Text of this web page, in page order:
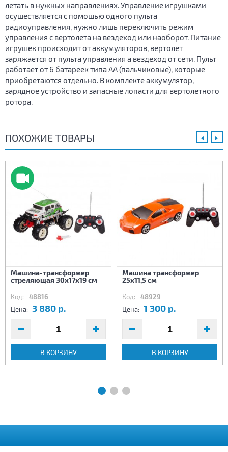
летать в нужных направлениях. Управление игрушками
осуществляется с помощью одного пульта
радиоуправления, нужно лишь переключить режим
управления с вертолета на вездеход или наоборот. Питание
игрушек происходит от аккумуляторов, вертолет
заряжается от пульта управления а вездеход от сети. Пульт
работает от 6 батареек типа АА (пальчиковые), которые
приобретаются отдельно. В комплекте аккумулятор,
зарядное устройство и запасные лопасти для вертолетного
ротора.
ПОХОЖИЕ ТОВАРЫ
Машина-трансформер
стреляющая 30х17х19 см
Код: 48816
Цена: 3 880 р.
В КОРЗИНУ
Машина трансформер
25х11,5 см
Код: 48929
Цена: 1 300 р.
В КОРЗИНУ